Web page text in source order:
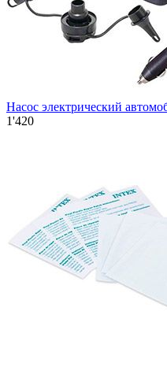
Насос электрический
1'420